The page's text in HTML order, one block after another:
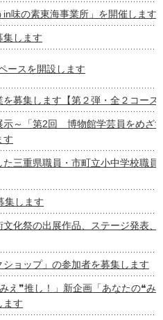
in味の素東海事業所」を開催します
集します
ースを開設します
を募集します【第２弾・全２コース
示～「第2回 博物館学芸員をめざ
す
三重県職員・市町立小中学校職員
集します
化祭の出展作品、ステージ発表、
ョップ」の参加者を募集します
え❞推し！」新企画「あなたの❝み
ます